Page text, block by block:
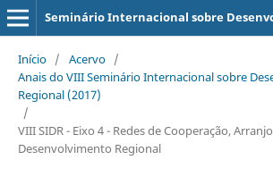
Seminário Internacional sobre
Início / Acervo /
Anais do VIII Seminário Internacional sobre
Regional (2017)
/
VIII SIDR - Eixo 4 - Redes de Cooperação,
Desenvolvimento Regional